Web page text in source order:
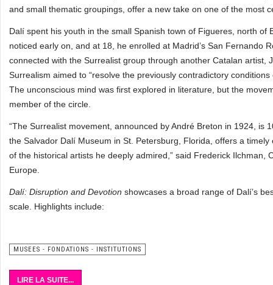
and small thematic groupings, offer a new take on one of the most
Dalí spent his youth in the small Spanish town of Figueres, north
noticed early on, and at 18, he enrolled at Madrid’s San Fernando
connected with the Surrealist group through another Catalan artist,
Surrealism aimed to “resolve the previously contradictory
The unconscious mind was first explored in literature, but the
member of the circle.
“The Surrealist movement, announced by André Breton in 1924, is
the Salvador Dalí Museum in St. Petersburg, Florida, offers a
of the historical artists he deeply admired,” said Frederick Ilchman,
Europe.
Dalí: Disruption and Devotion showcases a broad range of Dalí’s
scale. Highlights include:
MUSEES - FONDATIONS - INSTITUTIONS
LIRE LA SUITE...